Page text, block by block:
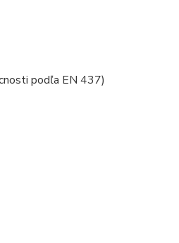
podľa EN 437)